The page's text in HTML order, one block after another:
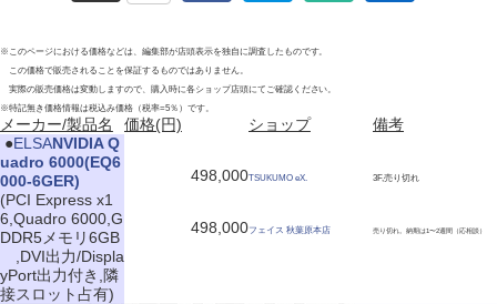
※このページにおける価格などは、編集部が店頭表示を独自に調査したものです。
この価格で販売されることを保証するものではありません。
実際の販売価格は変動しますので、購入時に各ショップ店頭にてご確認ください。
※特記無き価格情報は税込み価格（税率=5％）です。
メーカー/製品名 価格(円) ショップ
備考
●ELSANVIDIA Q
uadro 6000(EQ6
000-6GER)
(PCI Express x1
6,Quadro 6000,G
DDR5メモリ6GB
,DVI出力/Displa
yPort出力付き,隣
接スロット占有)
498,000TSUKUMO eX. 3F,売り切れ
498,000フェイス 秋葉原本店 売り切れ。納期は1〜2週間（応相談）